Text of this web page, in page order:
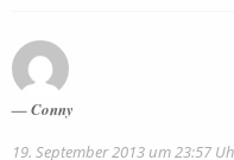
Conny
19. September 2013 um 23:57